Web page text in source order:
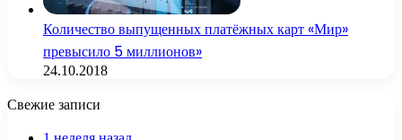
Количество выпущенных платёжных карт «Мир»
превысило 5 миллионов»
24.10.2018
Свежие записи